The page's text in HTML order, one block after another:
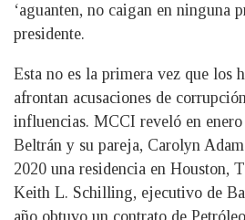
‘aguanten, no caigan en ninguna
presidente.
Esta no es la primera vez que los
afrontan acusaciones de
influencias. MCCI reveló en
Beltrán y su pareja, Carolyn
2020 una residencia en Houston,
Keith L. Schilling, ejecutivo de